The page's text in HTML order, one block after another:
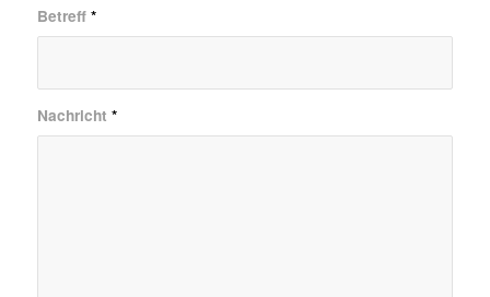
Betreff *
Nachricht *